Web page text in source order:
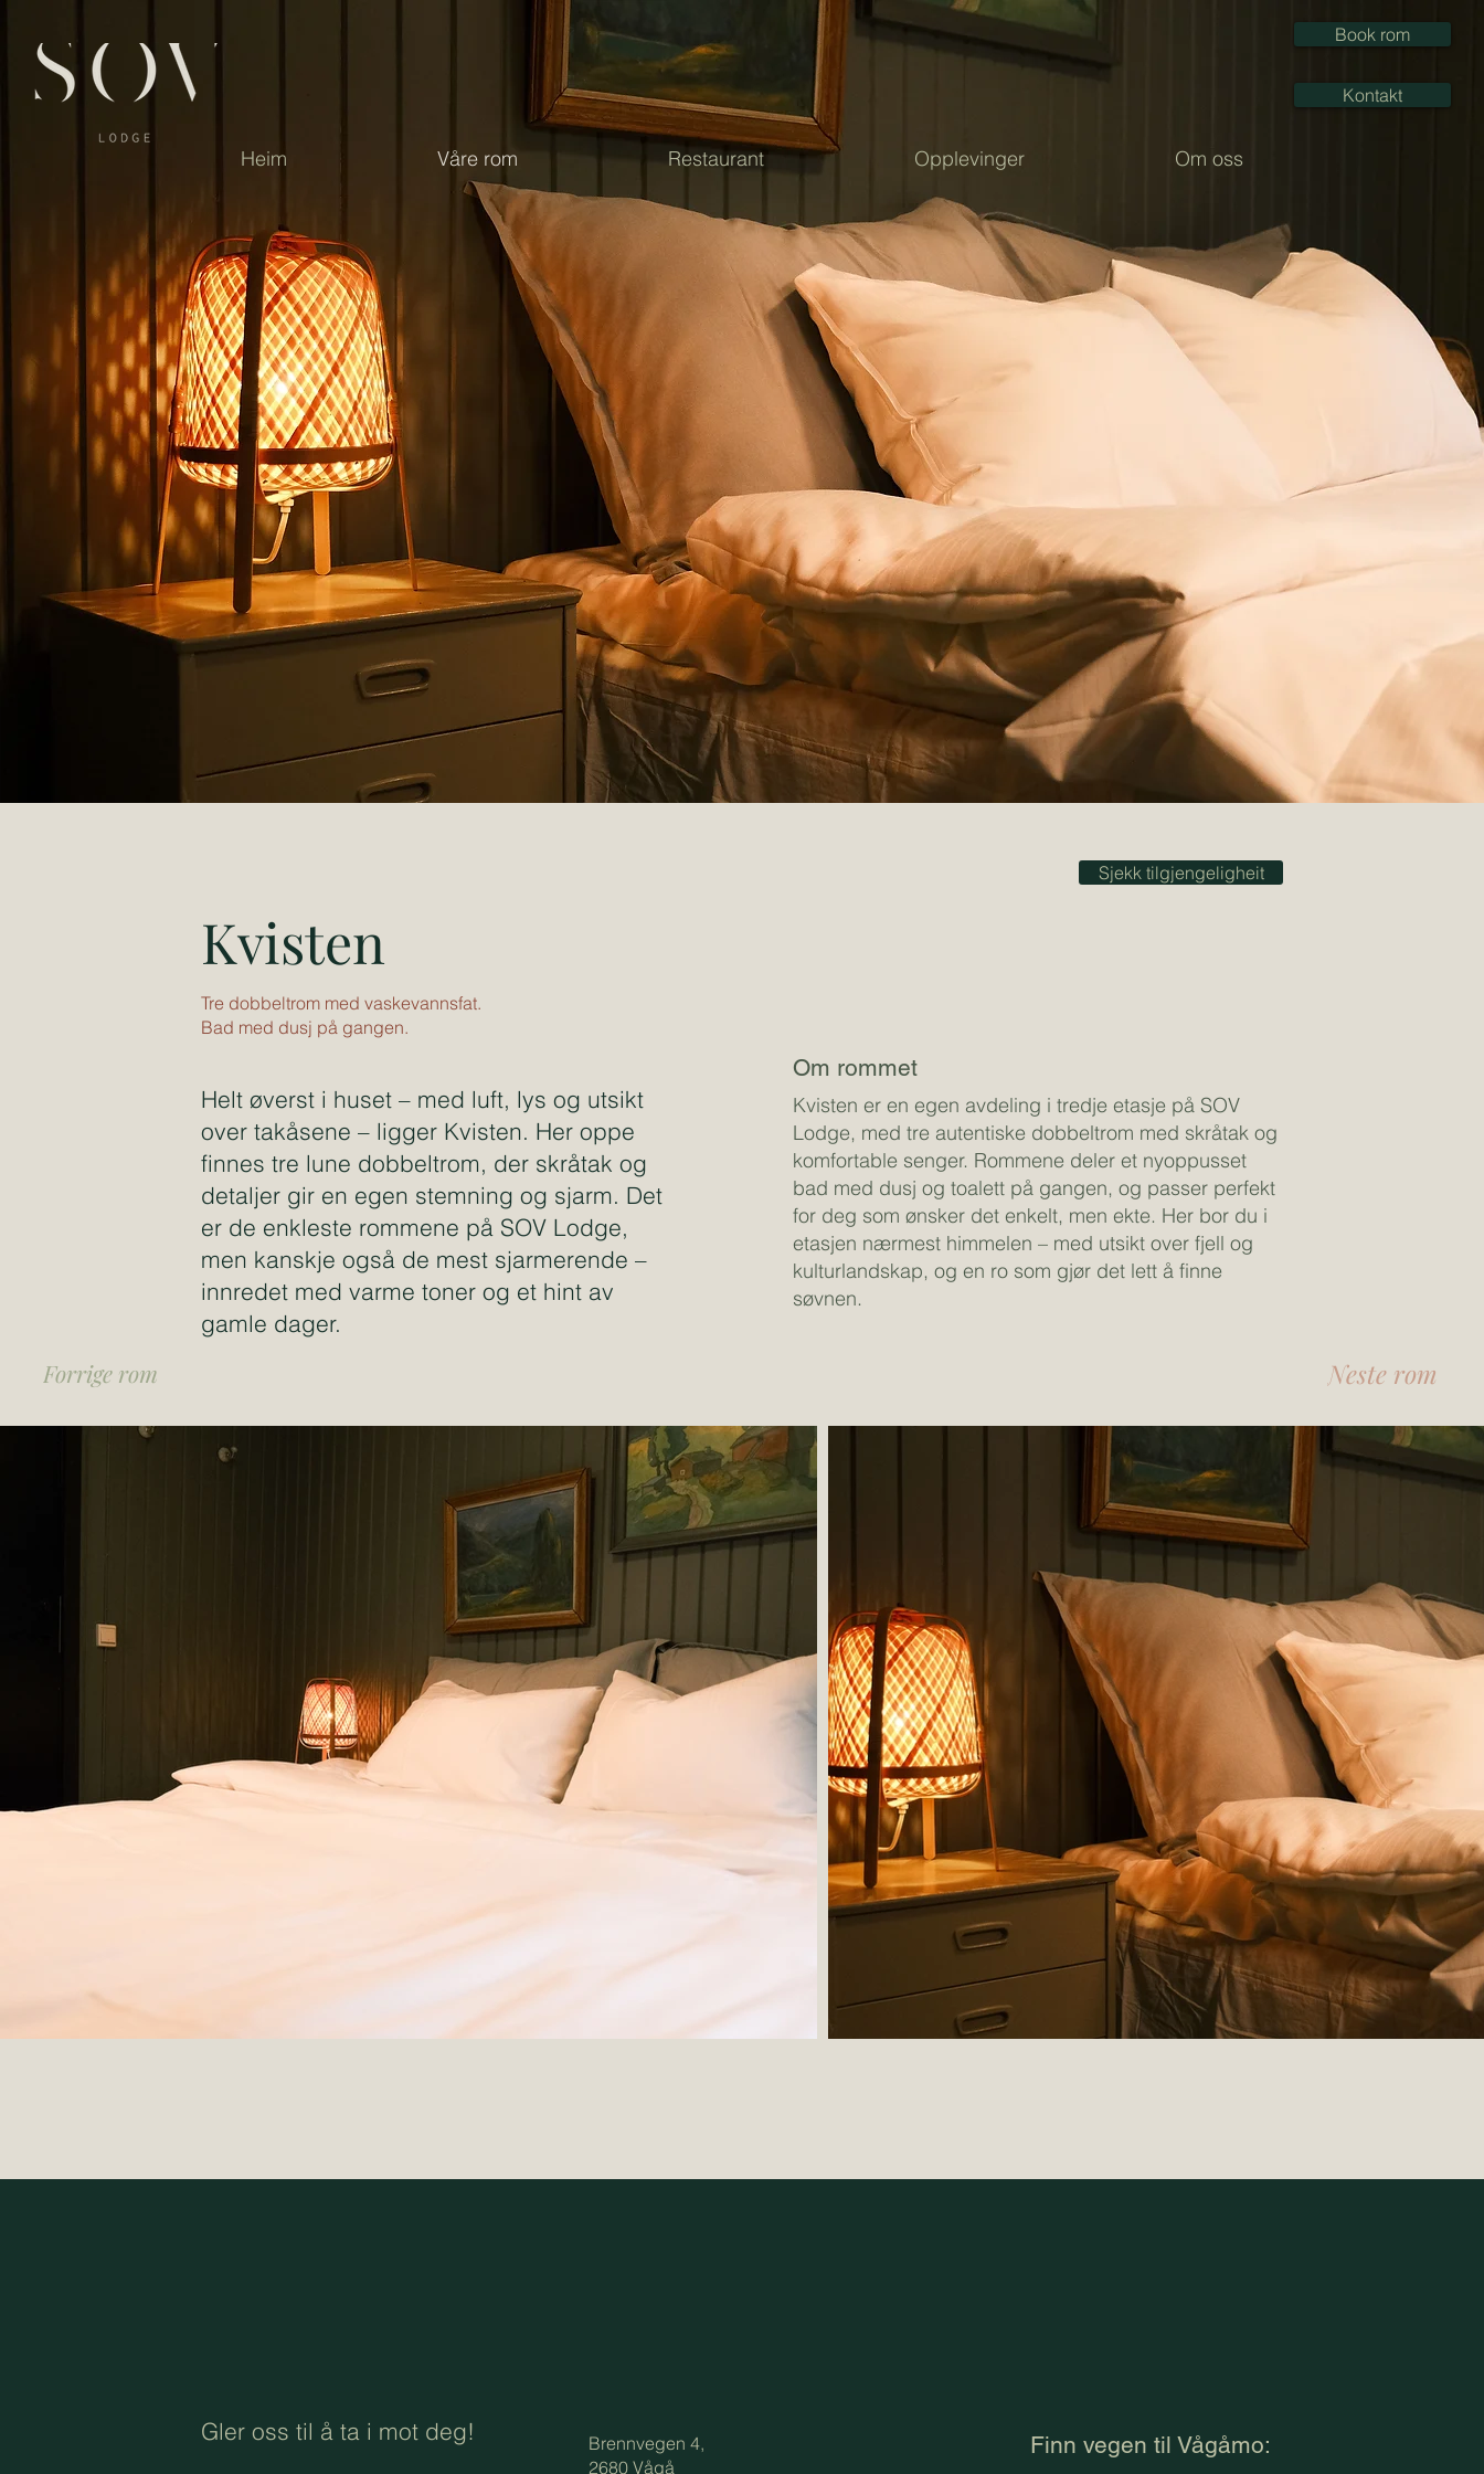
Book rom
Kontakt
Heim Våre rom Restaurant Opplevinger Om oss
Sjekk tilgjengeligheit
Kvisten
Tre dobbeltrom med vaskevannsfat.
Bad med dusj på gangen.
Om rommet
Helt øverst i huset – med luft, lys og utsikt
over takåsene – ligger Kvisten. Her oppe
finnes tre lune dobbeltrom, der skråtak og
detaljer gir en egen stemning og sjarm. Det
er de enkleste rommene på SOV Lodge,
men kanskje også de mest sjarmerende –
innredet med varme toner og et hint av
gamle dager.
Kvisten er en egen avdeling i tredje etasje på SOV
Lodge, med tre autentiske dobbeltrom med skråtak og
komfortable senger. Rommene deler et nyoppusset
bad med dusj og toalett på gangen, og passer perfekt
for deg som ønsker det enkelt, men ekte. Her bor du i
etasjen nærmest himmelen – med utsikt over fjell og
kulturlandskap, og en ro som gjør det lett å finne
søvnen.
Forrige rom Neste rom
Gler oss til å ta i mot deg!
Brennvegen 4,
2680 Vågå
Finn vegen til Vågåmo: